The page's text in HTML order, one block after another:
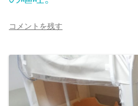
コメントを残す